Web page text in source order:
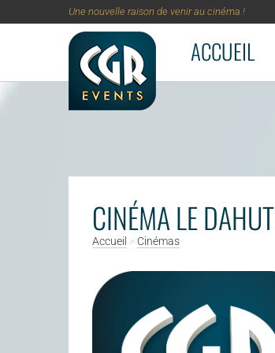
Aller au contenu principal
Une nouvelle raison de venir au cinéma !
ACCUEIL
CINÉMA LE DAHUT
Accueil > Cinémas